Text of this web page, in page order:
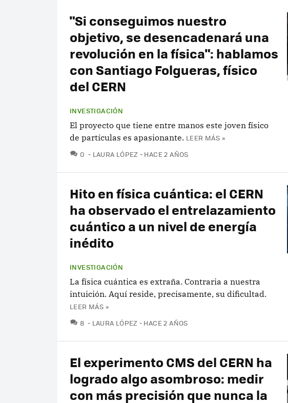
"Si conseguimos nuestro
objetivo, se desencadenará una
revolución en la física": hablamos
con Santiago Folgueras, físico
del CERN
INVESTIGACIÓN
El proyecto que tiene entre manos este joven físico
de partículas es apasionante. LEER MÁS »
0 COMENTARIOS
LAURA LÓPEZ HACE 2 AÑOS
Hito en física cuántica: el CERN
ha observado el entrelazamiento
cuántico a un nivel de energía
inédito
INVESTIGACIÓN
La física cuántica es extraña. Contraria a nuestra
intuición. Aquí reside, precisamente, su dificultad.
LEER MÁS »
8 COMENTARIOS
LAURA LÓPEZ HACE 2 AÑOS
El experimento CMS del CERN ha
logrado algo asombroso: medir
con más precisión que nunca la